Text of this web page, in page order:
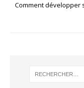
Comment développer